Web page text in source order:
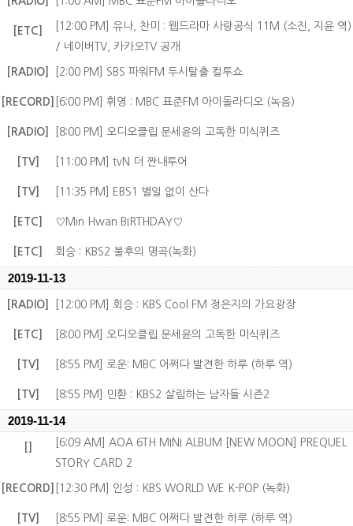
[ETC]
[12:00 PM] 유나, 찬미 : 웹드라마 사랑공식 11M (소진, 지윤 역)
/ 네이버TV, 카카오TV 공개
[RADIO] [2:00 PM] SBS 파워FM 두시탈출 컬투쇼
[RECORD] [6:00 PM] 휘영 : MBC 표준FM 아이돌라디오 (녹음)
[RADIO] [8:00 PM] 오디오클립 문세윤의 고독한 미식퀴즈
[TV] [11:00 PM] tvN 더 짠내투어
[TV] [11:35 PM] EBS1 별일 없이 산다
[ETC] ♡Min Hwan BIRTHDAY♡
[ETC] 회승 : KBS2 불후의 명곡(녹화)
2019-11-13
[RADIO] [12:00 PM] 회승 : KBS Cool FM 정은지의 가요광장
[ETC] [8:00 PM] 오디오클립 문세윤의 고독한 미식퀴즈
[TV] [8:55 PM] 로운: MBC 어쩌다 발견한 하루 (하루 역)
[TV] [8:55 PM] 민환 : KBS2 살림하는 남자들 시즌2
2019-11-14
[6:09 AM] AOA 6TH MINI ALBUM [NEW MOON] PREQUEL
STORY CARD 2
[RECORD] [12:30 PM] 인성 : KBS WORLD WE K-POP (녹화)
[TV] [8:55 PM] 로운: MBC 어쩌다 발견한 하루 (하루 역)